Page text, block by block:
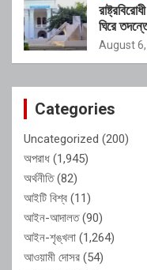
ঘিরে
August
Categories
Uncategorized (200)
অপরাধ (1,945)
অর্থনীতি(82)
আইটি বিশ্ব (11)
আইন-আদালত(90)
আইন-শৃঙ্খলা (1,264)
আওয়ামী দোসর (54)